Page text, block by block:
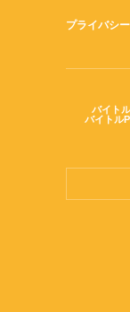
プライバシ
バイトル
バイトル